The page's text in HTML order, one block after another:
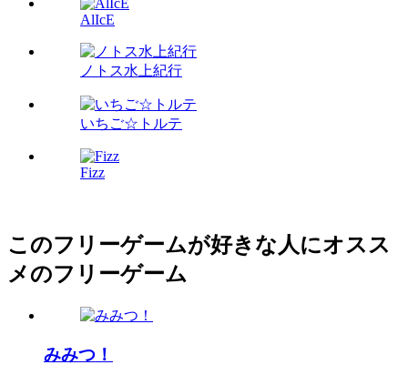
AlIcE
ノトス水上紀行
いちご☆トルテ
Fizz
このフリーゲームが好きな人にオスス
メのフリーゲーム
みみつ！